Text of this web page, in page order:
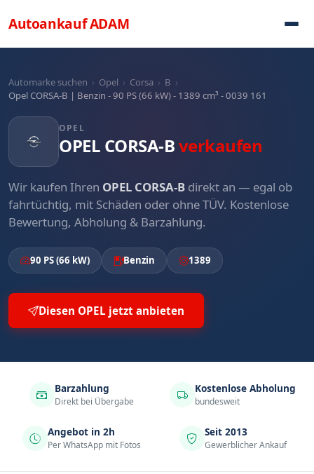
AutoankaufADAM
Automarke suchen › Opel › Corsa › B ›
Opel CORSA-B | Benzin - 90 PS (66 kW) - 1389 cm³ - 0039 161
OPEL
OPEL CORSA-Bverkaufen
Wir kaufen Ihren OPEL CORSA-B direkt an — egal ob
fahrtüchtig, mit Schäden oder ohne TÜV. Kostenlose
Bewertung, Abholung & Barzahlung.
90 PS (66 kW) Benzin 1389
Diesen OPEL jetzt anbieten
Barzahlung
Direkt bei Übergabe
Kostenlose Abholung
bundesweit
Angebot in 2h
Per WhatsApp mit Fotos
Seit 2013
Gewerblicher Ankauf